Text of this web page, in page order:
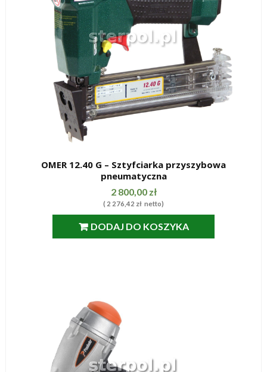
OMER 12.40 G – Sztyfciarka przyszybowa
pneumatyczna
2 800,00 zł
( 2 276,42 zł netto)
DODAJ DO KOSZYKA